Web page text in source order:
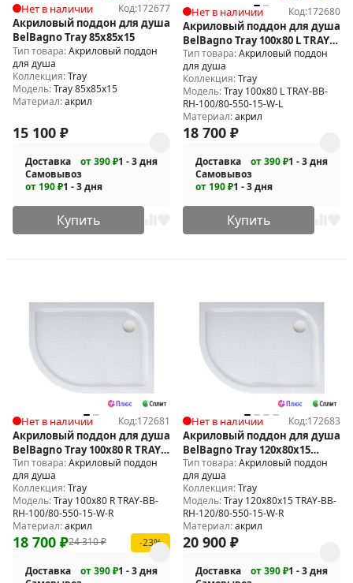
Нет в наличии Код:172677
Акриловый поддон для душа
BelBagno Tray 85x85x15
Тип товара:Акриловый поддон
для душа
Коллекция:Tray
Модель:Tray 85x85x15
Материал:акрил
15 100 ₽
Доставка от 390 ₽1 - 3 дня
Самовывоз
от 190 ₽1 - 3 дня
Купить
Нет в наличии Код:172680
Акриловый поддон для душа
BelBagno Tray 100x80 L TRAY-
BB-RH-100/80-550-15-W-L
Тип товара:Акриловый поддон
для душа
Коллекция:Tray
Модель:Tray 100x80 L TRAY-BB-
RH-100/80-550-15-W-L
Материал:акрил
18 700 ₽
Доставка от 390 ₽1 - 3 дня
Самовывоз
от 190 ₽1 - 3 дня
Купить
Нет в наличии Код:172681
Акриловый поддон для душа
BelBagno Tray 100x80 R TRAY-
BB-RH-100/80-550-15-W-R
Тип товара:Акриловый поддон
для душа
Коллекция:Tray
Модель:Tray 100x80 R TRAY-BB-
RH-100/80-550-15-W-R
Материал:акрил
24 310₽
18 700 ₽ -23%
Доставка от 390 ₽1 - 3 дня
Нет в наличии Код:172683
Акриловый поддон для душа
BelBagno Tray 120x80x15
TRAY-BB-RH-120/80-550-15-W-R
Тип товара:Акриловый поддон
для душа
Коллекция:Tray
Модель:Tray 120x80x15 TRAY-BB-
RH-120/80-550-15-W-R
Материал:акрил
20 900 ₽
Доставка от 390 ₽1 - 3 дня